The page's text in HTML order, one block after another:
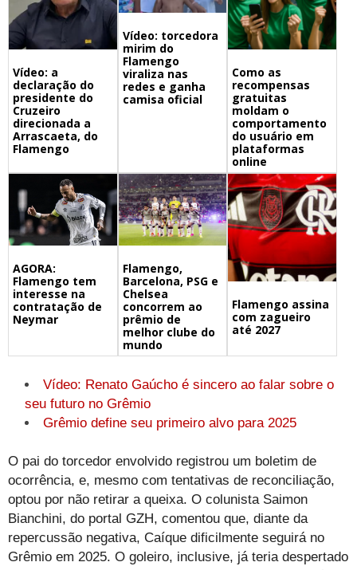
Vídeo: a
declaração do
presidente do
Cruzeiro
direcionada a
Arrascaeta, do
Flamengo
Vídeo: torcedora
mirim do
Flamengo
viraliza nas
redes e ganha
camisa oficial
Como as
recompensas
gratuitas
moldam o
comportamento
do usuário em
plataformas
online
AGORA:
Flamengo tem
interesse na
contratação de
Neymar
Flamengo,
Barcelona, PSG e
Chelsea
concorrem ao
prêmio de
melhor clube do
mundo
Flamengo assina
com zagueiro
até 2027
Vídeo: Renato Gaúcho é sincero ao falar sobre o
seu futuro no Grêmio
Grêmio define seu primeiro alvo para 2025
O pai do torcedor envolvido registrou um boletim de
ocorrência, e, mesmo com tentativas de reconciliação,
optou por não retirar a queixa. O colunista Saimon
Bianchini, do portal GZH, comentou que, diante da
repercussão negativa, Caíque dificilmente seguirá no
Grêmio em 2025. O goleiro, inclusive, já teria despertado